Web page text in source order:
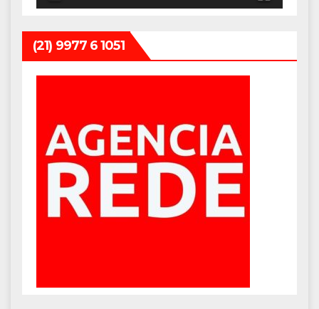
(21) 9977 6 1051